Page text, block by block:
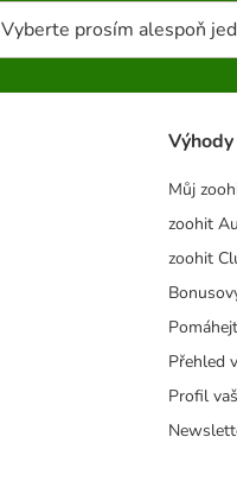
Vyberte prosím alespoň
Můj
zoohit
zoohit
Přehled
Profil